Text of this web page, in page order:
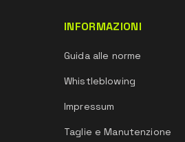
INFORMAZIONI
Guida alle norme
Whistleblowing
Impressum
Taglie e Manutenzione